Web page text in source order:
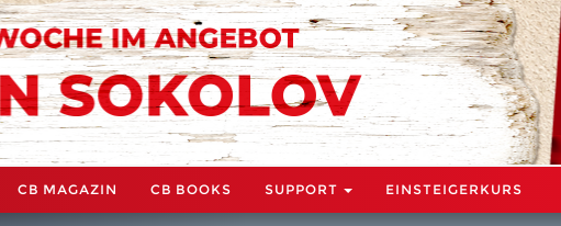
CB MAGAZIN CB BOOKS SUPPORT EINSTEIGERKURS